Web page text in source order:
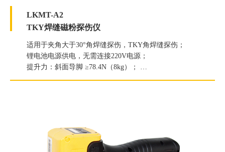
LKMT-A2
TKY焊缝磁粉探伤仪
适用于夹角大于30°角焊缝探伤，TKY角焊缝探伤；
锂电池电源供电，无需连接220V电源；
提升力：斜面导脚 ≥78.4N（8kg）；
球型导脚 ≥49N（5kg）；